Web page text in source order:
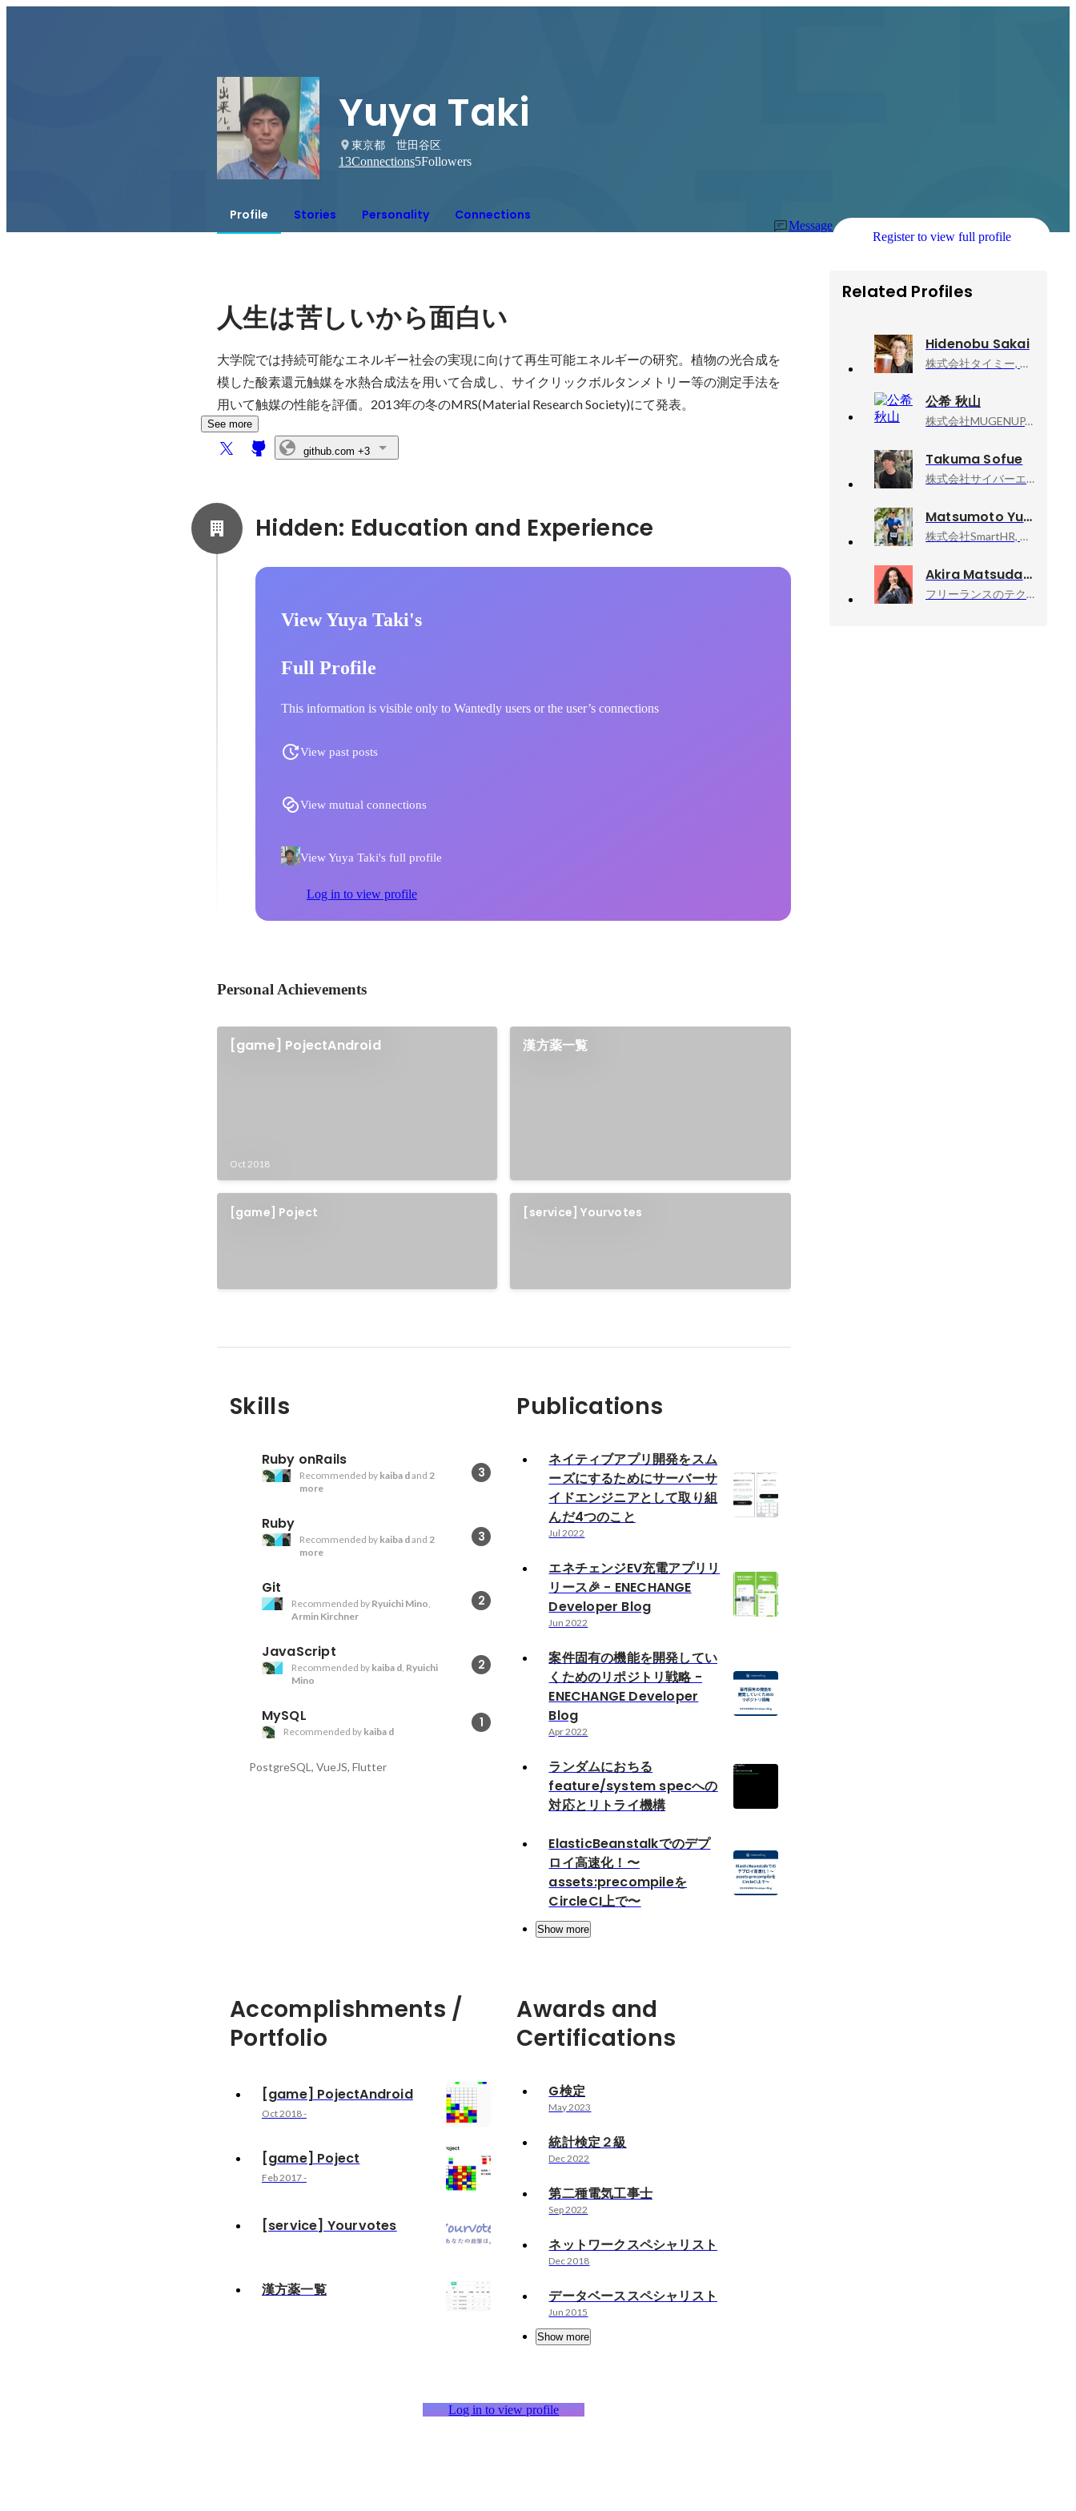
Yuya Taki
東京都 世田谷区
13Connections5Followers
Profile Stories Personality Connections
Message
Register to view full profile
人生は苦しいから面白い
大学院では持続可能なエネルギー社会の実現に向けて再生可能エネルギーの研究。植物の光合成を
模した酸素還元触媒を水熱合成法を用いて合成し、サイクリックボルタンメトリー等の測定手法を
用いて触媒の性能を評価。2013年の冬のMRS(Material Research Society)にて発表。
See more
github.com +3
View Yuya Taki's
Full Profile
This information is visible only to Wantedly users or the user’s connections
View past posts
View mutual connections
View Yuya Taki's full profile
Log in to view profile
Personal Achievements
[game] PojectAndroid
Oct 2018
漢方薬一覧
[game] Poject [service] Yourvotes
Skills
Ruby onRails
3
Recommended by kaiba dand 2
more
Ruby
3
Recommended by kaiba dand 2
more
Git
2
Recommended by Ryuichi Mino
Armin Kirchner
JavaScript
2
Recommended by kaiba d, Ryuichi
Mino
MySQL 1
Recommended by kaiba d
PostgreSQL, VueJS, Flutter
Publications
ネイティブアプリ開発をスム
ーズにするためにサーバーサ
イドエンジニアとして取り組
んだ4つのこと
Jul 2022
エネチェンジEV充電アプリリ
リース🎉 - ENECHANGE
Developer Blog
Jun 2022
案件固有の機能を開発してい
くためのリポジトリ戦略 -
ENECHANGE Developer
Blog
Apr 2022
ランダムにおちる
feature/system specへの
対応とリトライ機構
ElasticBeanstalkでのデプ
ロイ高速化！〜
assets:precompileを
CircleCI上で〜
Show more
Accomplishments /
Portfolio
[game] PojectAndroid
Oct 2018-
[game] Poject
Feb 2017-
[service] Yourvotes
漢方薬一覧
Awards and
Certifications
G検定
May 2023
統計検定２級
Dec 2022
第二種電気工事士
Sep 2022
ネットワークスペシャリスト
Dec 2018
データベーススペシャリスト
Jun 2015
Show more
Log in to view profile
Related Profiles
Hidenobu Sakai
株式会社タイミー, プロダクト本部
公希 秋山
株式会社MUGENUP, 人事部
Takuma Sofue
株式会社サイバーエージェント, AbemaTV
Matsumoto Yuta
株式会社SmartHR, 技術統括本部
Akira Matsuda
フリーランスのテクニカルアドバイザー業, 技術顧問